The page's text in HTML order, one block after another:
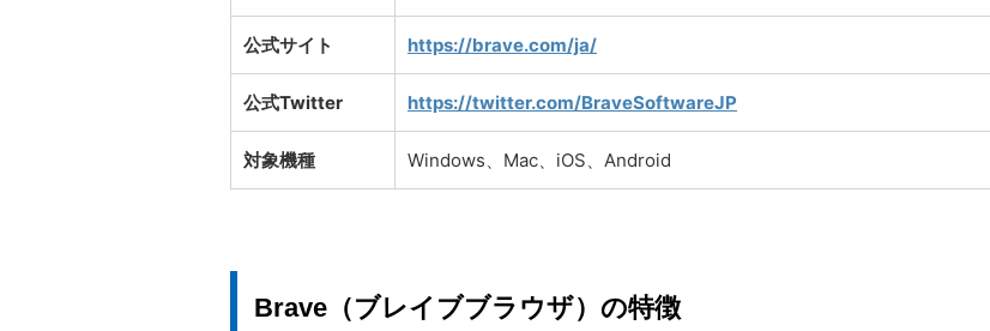
公式サイト https://brave.com/ja/
公式Twitter https://twitter.com/BraveSoftwareJP
対象機種 Windows、Mac、iOS、Android
Brave（ブレイブブラウザ）の特徴